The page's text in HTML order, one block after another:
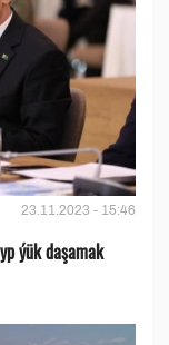
23.11.2023 - 15:46
ýük daşamak